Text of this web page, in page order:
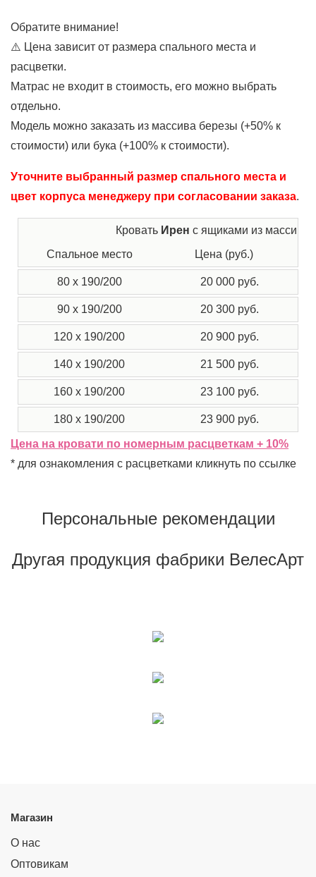
Обратите внимание!
⚠️ Цена зависит от размера спального места и
расцветки.
Матрас не входит в стоимость, его можно выбрать
отдельно.
Модель можно заказать из массива березы (+50% к
стоимости) или бука (+100% к стоимости).
Уточните выбранный размер спального места и
цвет корпуса менеджеру при согласовании заказа.
Кровать Ирен с ящиками из массива
Спальное место
Цена (руб.)
80 x 190/200 20 000 руб.
90 x 190/200 20 300 руб.
120 x 190/200 20 900 руб.
140 x 190/200 21 500 руб.
160 x 190/200 23 100 руб.
180 x 190/200 23 900 руб.
Цена на кровати по номерным расцветкам + 10%
* для ознакомления с расцветками кликнуть по ссылке
Персональные рекомендации
Другая продукция фабрики ВелесАрт
Магазин
О нас
Оптовикам